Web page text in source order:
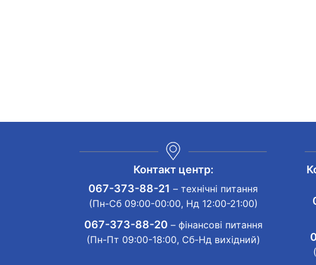
Контакт центр:
067-373-88-21 – технічні питання
(Пн-Сб 09:00-00:00, Нд 12:00-21:00)
067-373-88-20 – фінансові питання
(Пн-Пт 09:00-18:00, Сб-Нд вихідний)